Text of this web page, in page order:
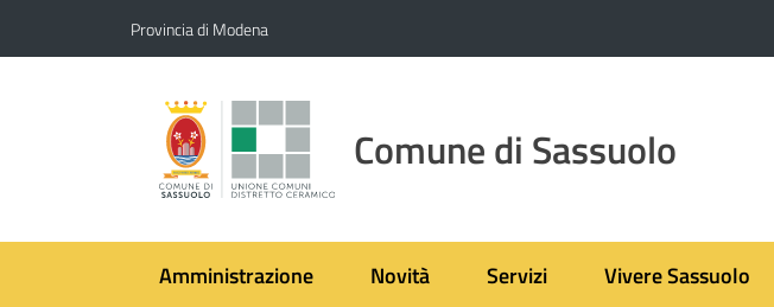
Provincia di Modena
Comune di Sassuolo
Amministrazione Novità Servizi Vivere Sassuolo
Menu selezionato